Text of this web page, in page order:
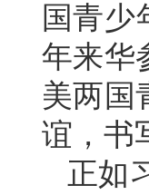
国青少
年来华
美两国
谊，书
正如